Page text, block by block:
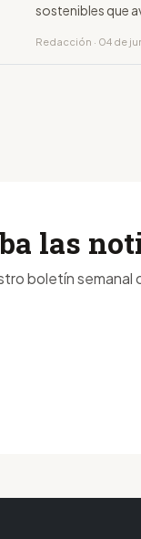
sostenibles que
Redacción · 04 de
las
boletín semanal